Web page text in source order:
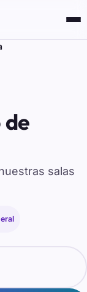
salas